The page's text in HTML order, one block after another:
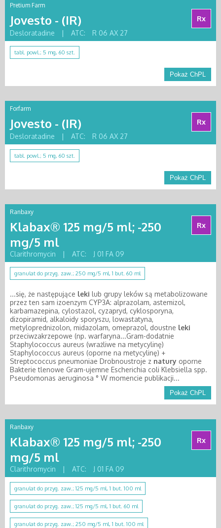
Pretium Farm
Jovesto - (IR)
Rx
Desloratadine
| ATC: R 06 AX 27
tabl. powl.; 5 mg, 60 szt.
Pokaż ChPL
Forfarm
Jovesto - (IR)
Rx
Desloratadine
| ATC: R 06 AX 27
tabl. powl.; 5 mg, 60 szt.
Pokaż ChPL
Ranbaxy
Klabax® 125 mg/5 ml; -250
mg/5 ml
Rx
Clarithromycin | ATC: J 01 FA 09
granulat do przyg. zaw.; 250 mg/5 ml, 1 but. 60 ml
...się, że następujące leki lub grupy leków są metabolizowane
przez ten sam izoenzym CYP3A: alprazolam, astemizol,
karbamazepina, cylostazol, cyzapryd, cyklosporyna,
dizopiramid, alkaloidy sporyszu, lowastatyna,
metyloprednizolon, midazolam, omeprazol, doustne leki
przeciwzakrzepowe (np. warfaryna...Gram-dodatnie
Staphylococcus aureus (wrażliwe na metycylinę)
Staphylococcus aureus (oporne na metycylinę) +
Streptococcus pneumoniae Drobnoustroje z natury oporne
Bakterie tlenowe Gram-ujemne Escherichia coli Klebsiella spp.
Pseudomonas aeruginosa ° W momencie publikacji...
Pokaż ChPL
Ranbaxy
Klabax® 125 mg/5 ml; -250
mg/5 ml
Rx
Clarithromycin | ATC: J 01 FA 09
granulat do przyg. zaw.; 125 mg/5 ml, 1 but. 100 ml
granulat do przyg. zaw.; 125 mg/5 ml, 1 but. 60 ml
granulat do przyg. zaw.; 250 mg/5 ml, 1 but. 100 ml